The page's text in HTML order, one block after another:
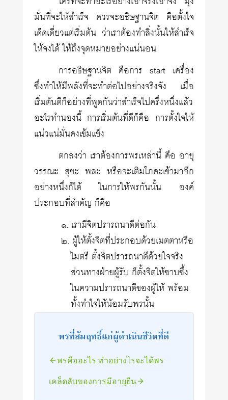
มั่นที่จะให้สำเร็จ ควรจะอธิษฐานจิต คือตั้งใจ
เด็ดเดี่ยวแต่เริ่มต้น ว่าเราต้องทำสิ่งนั้นให้สำเร็จ
ให้จงได้ ให้ถึงจุดหมายอย่างแน่นอน
การอธิษฐานจิต คือการ start เครื่อง
ซึ่งทำให้มีพลังที่จะทำต่อไปอย่างจริงจัง เมื่อ
เริ่มต้นดีก็อย่างที่พูดกันว่าสำเร็จไปครึ่งหนึ่งแล้ว
อะไรทำนองนี้ การเริ่มต้นที่ดีก็คือ การตั้งใจให้
แน่วแน่มั่นคงเข้มแข็ง
ตกลงว่า เราต้องการพรเหล่านี้ คือ อายุ
วรรณะ สุขะ พละ หรือจะเติมโภคะเข้ามาอีก
อย่างหนึ่งก็ได้ ในการให้พรกันนั้น องค์
ประกอบที่สำคัญ ก็คือ
๑. เรามีจิตปรารถนาดีต่อกัน
๒. ผู้ให้ตั้งจิตที่ประกอบด้วยเมตตาหรือ
ไมตรี ตั้งจิตปรารถนาดีด้วยใจจริง
ส่วนทางฝ่ายผู้รับ ก็ตั้งจิตให้ซาบซึ้ง
ในความปรารถนาดีของผู้ให้ พร้อม
ทั้งทำใจให้น้อมรับพรนั้น
พรที่สัมฤทธิ์แก่ผู้ดำเนินชีวิตที่ดี
พรคืออะไร ทำอย่างไรจะได้พร
เคล็ดลับของการมีอายุยืน